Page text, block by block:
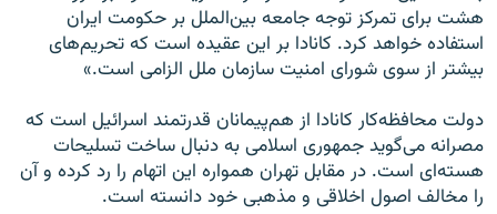
هشت برای تمرکز توجه جامعه بین‌الملل بر حکومت ایران
استفاده خواهد کرد. کانادا بر این عقیده است که تحریم‌های
بیشتر از سوی شورای امنیت سازمان ملل الزامی است.»
دولت محافظه‌کار کانادا از هم‌پیمانان قدرتمند اسرائیل است که
مصرانه می‌گوید جمهوری اسلامی به دنبال ساخت تسلیحات
هسته‌ای است. در مقابل تهران همواره این اتهام را رد کرده و آن
را مخالف اصول اخلاقی و مذهبی خود دانسته است.